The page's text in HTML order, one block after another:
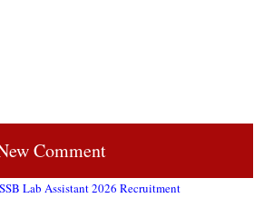
Comment
Lab Assistant 2026 Recruitment